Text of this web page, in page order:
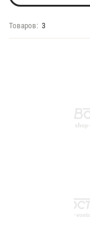
Товаров: 3